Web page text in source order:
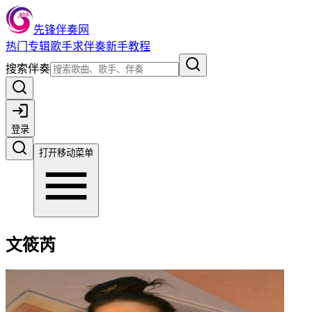
先锋伴奏网
热门 专辑歌手求伴奏新手教程
搜索伴奏
登录
打开移动菜单
文筱芮